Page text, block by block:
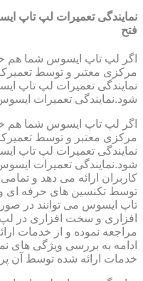
نمایندگی تعمیرات لپ تاپ
فتح
اگر لپ تاپ ایسوس شما هم
مرکزی معتبر و توسط
نمایندگی تعمیرات لپ تاپ
شود.نمایندگی تعمیرات
اگر لپ تاپ ایسوس شما هم
مرکزی معتبر و توسط
نمایندگی تعمیرات لپ تاپ
شود.نمایندگی تعمیرات
کاربران ارائه می دهد و
توسط تکنسین های حرفه ای و
تاپ ایسوس می توانند در
افزاری و سخت افزاری در لپ
مراجعه نموده و از خدمات
ادامه به بررسی ویژگی های
خدمات ارائه شده توسط آن